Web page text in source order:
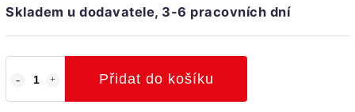
Skladem u dodavatele, 3-6 pracovních dní
Přidat do košíku